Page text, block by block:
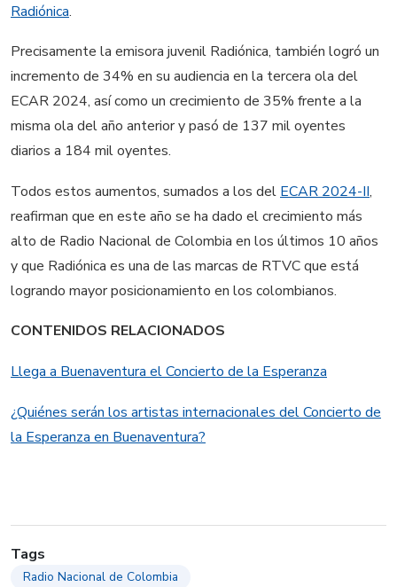
Radiónica.
Precisamente la emisora juvenil Radiónica, también logró un
incremento de 34% en su audiencia en la tercera ola del
ECAR 2024, así como un crecimiento de 35% frente a la
misma ola del año anterior y pasó de 137 mil oyentes
diarios a 184 mil oyentes.
Todos estos aumentos, sumados a los del ECAR 2024-II,
reafirman que en este año se ha dado el crecimiento más
alto de Radio Nacional de Colombia en los últimos 10 años
y que Radiónica es una de las marcas de RTVC que está
logrando mayor posicionamiento en los colombianos.
CONTENIDOS RELACIONADOS
Llega a Buenaventura el Concierto de la Esperanza
¿Quiénes serán los artistas internacionales del Concierto de
la Esperanza en Buenaventura?
Tags
Radio Nacional de Colombia